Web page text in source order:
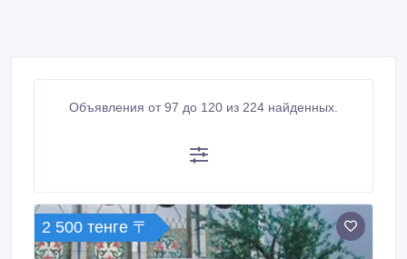
Объявления от 97 до 120 из 224 найденных.
2 500 тенге 〒